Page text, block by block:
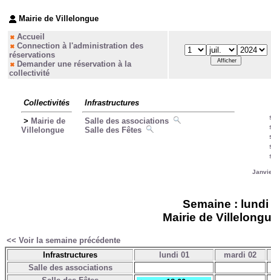
Mairie de Villelongue
Accueil
Connection à l'administration des
réservations
Demander une réservation à la
collectivité
Collectivités
> Mairie de
Villelongue
Infrastructures
Salle des associations
Salle des Fêtes
Semaine :
Mairie de
<< Voir la semaine précédente
Infrastructures
lundi 01
mardi 02
Salle des associations